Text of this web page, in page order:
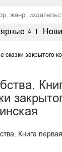
⭐
закрытого
Книга